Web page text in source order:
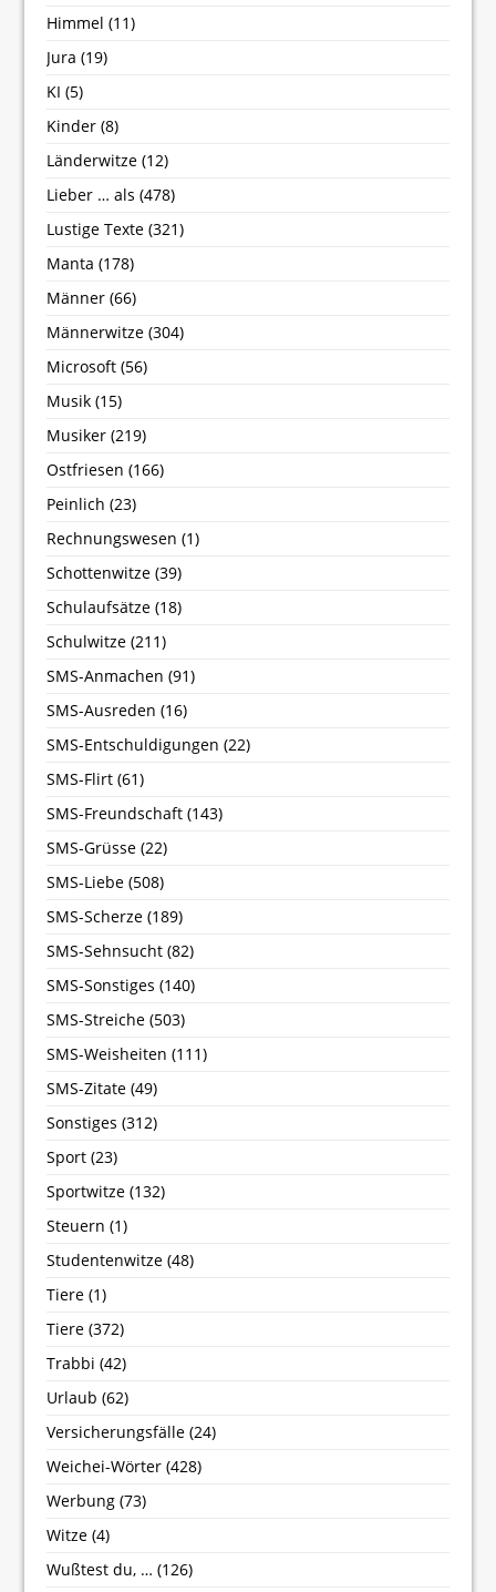
Himmel (11)
Jura (19)
KI (5)
Kinder (8)
Länderwitze (12)
Lieber … als (478)
Lustige Texte (321)
Manta (178)
Männer (66)
Männerwitze (304)
Microsoft (56)
Musik (15)
Musiker (219)
Ostfriesen (166)
Peinlich (23)
Rechnungswesen (1)
Schottenwitze (39)
Schulaufsätze (18)
Schulwitze (211)
SMS-Anmachen (91)
SMS-Ausreden (16)
SMS-Entschuldigungen (22)
SMS-Flirt (61)
SMS-Freundschaft (143)
SMS-Grüsse (22)
SMS-Liebe (508)
SMS-Scherze (189)
SMS-Sehnsucht (82)
SMS-Sonstiges (140)
SMS-Streiche (503)
SMS-Weisheiten (111)
SMS-Zitate (49)
Sonstiges (312)
Sport (23)
Sportwitze (132)
Steuern (1)
Studentenwitze (48)
Tiere (1)
Tiere (372)
Trabbi (42)
Urlaub (62)
Versicherungsfälle (24)
Weichei-Wörter (428)
Werbung (73)
Witze (4)
Wußtest du, … (126)